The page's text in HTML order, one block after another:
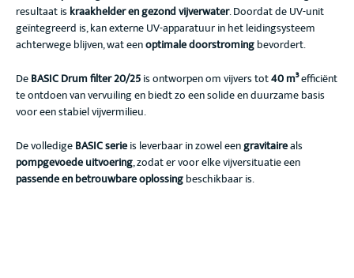
resultaat iskraakhelder en gezond vijverwater. Doordat de UV-unit
geïntegreerd is, kan externe UV-apparatuur in het leidingsysteem
achterwege blijven, wat eenoptimale doorstromingbevordert.
DeBASIC Drum filter 20/25is ontworpen om vijvers tot40 m³efficiënt
te ontdoen van vervuiling en biedt zo een solide en duurzame basis
voor een stabiel vijvermilieu.
De volledigeBASIC serieis leverbaar in zowel eengravitaireals
pompgevoede uitvoering, zodat er voor elke vijversituatie een
passende en betrouwbare oplossingbeschikbaar is.